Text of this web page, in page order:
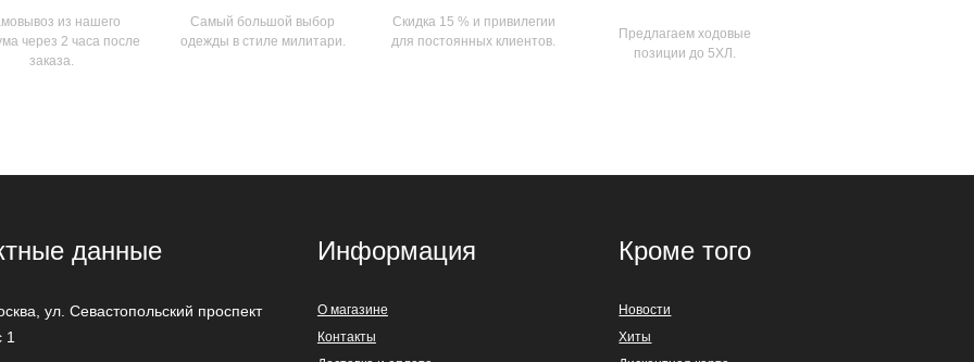
из нашего
через 2 часа после
заказа.
Самый большой выбор
одежды в стиле милитари.
Скидка 15 % и привилегии
для постоянных клиентов.
Предлагаем ходовые
позиции до 5ХЛ.
данные
,ул. Севастопольский проспект
1
Информация
О магазине
Контакты
Кроме того
Новости
Хиты